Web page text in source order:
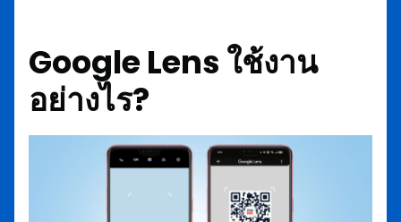
Google Lens ใช้งาน
อย่างไร?